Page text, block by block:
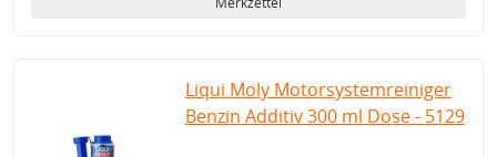
Liqui Moly Motorsystemreiniger
Benzin Additiv 300 ml Dose - 5129